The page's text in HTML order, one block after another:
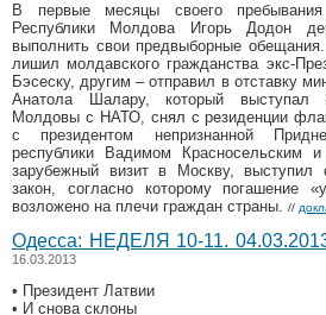
В первые месяцы своего
Республики Молдова Игорь Додон
выполнить свои предвыборные
лишил молдавского гражданства экс-
Бэсеску, другим – отправил в отставку
Анатола Шалару, который выступал
Молдовы с НАТО, снял с резиденции
с президентом непризнанной
республики Вадимом Красносельским
зарубежный визит в Москву, выступил
закон, согласно которому погашение
возложено на плечи граждан страны. //
Одесса: НЕДЕЛЯ 10-11.
16.03.2013
• Президент Латвии
• И снова склоны